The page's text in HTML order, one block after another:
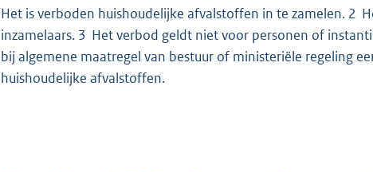
Het is verboden huishoudelijke afvalstoffen in te zamelen. 2
inzamelaars. 3 Het verbod geldt niet voor personen of
bij algemene maatregel van bestuur of ministeriële regeling
huishoudelijke afvalstoffen.